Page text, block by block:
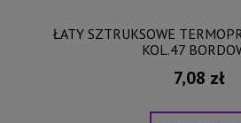
ŁATY SZTRUKSOWE
KOL.47
7,08 zł